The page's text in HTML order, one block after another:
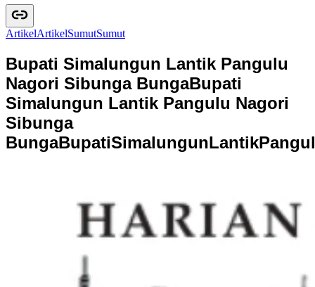
ArtikelArtikelSumutSumut
Bupati Simalungun Lantik Pangulu
Nagori Sibunga BungaBupati
Simalungun Lantik Pangulu Nagori
Sibunga
BungaBupatiSimalungunLantikPangul